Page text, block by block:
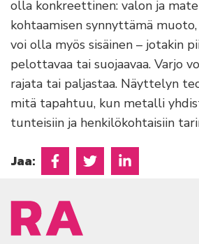
olla konkreettinen: valon ja
kohtaamisen synnyttämä
voi olla myös sisäinen – jotakin
pelottavaa tai suojaavaa. Varjo
rajata tai paljastaa. Näyttelyn
mitä tapahtuu, kun metalli
tunteisiin ja henkilökohtaisiin
Jaa: Jaa Facebookissa
Jaa Twitterissä
Jaa